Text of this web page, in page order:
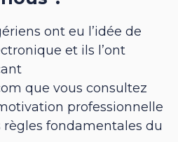
ont eu l’idée de
et ils l’ont
que vous consultez
professionnelle
règles fondamentales du